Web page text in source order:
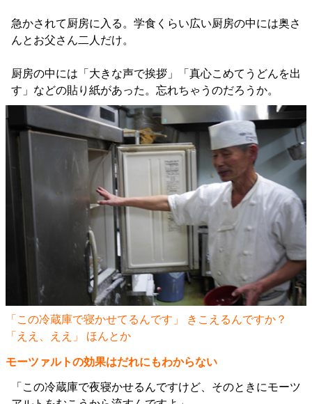
急かされて厨房に入る。学食くらい広い厨房の中には奥さ
んとお父さん二人だけ。
厨房の中には「大きな声で挨拶」「真心こめてうどんを出
す」などの貼り紙があった。忘れちゃうのだろうか。
「この冷蔵庫で寝かせてるんです」 きこえるんですか？
「ええ、ええ」 ほんとか
モーツァルトの効果はだれにもわからない
「この冷蔵庫で夜寝かせるんですけど、そのときにモーツ